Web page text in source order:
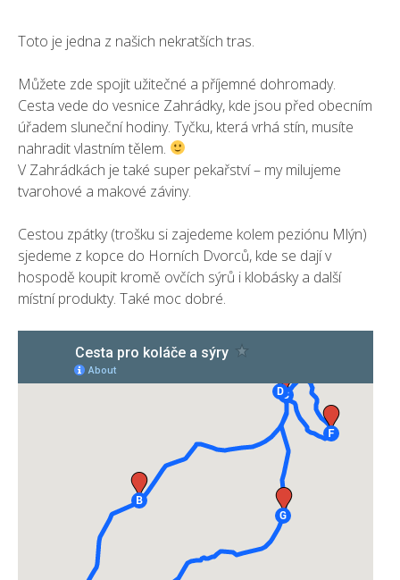
Toto je jedna z našich nekratších tras.
Můžete zde spojit užitečné a příjemné dohromady.
Cesta vede do vesnice Zahrádky, kde jsou před obecním
úřadem sluneční hodiny. Tyčku, která vrhá stín, musíte
nahradit vlastním tělem.
V Zahrádkách je také super pekařství – my milujeme
tvarohové a makové záviny.
Cestou zpátky (trošku si zajedeme kolem peziónu Mlýn)
sjedeme z kopce do Horních Dvorců, kde se dají v
hospodě koupit kromě ovčích sýrů i klobásky a další
místní produkty. Také moc dobré.